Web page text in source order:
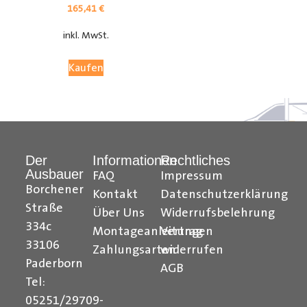
Citroen Berlingo Radkastenschutz, Citroen Jumpy
Radkastenschutz, Citroen Jumper Radkastenschutz,
Citroen Nemo Radkastenschutz, Dacia Dokker
Radkastenschutz, Fiat Doblo Cargo Radkastenschutz,
Fiat Scudo Radkastenschutz, Fiat Ducato
Radkastenschutz, Fiat Fiorino Radkastenschutz, Fiat
Talento Radkastenschutz, Ford Transit Courier
Radkastenschutz, Ford Connect Radkastenschutz, Ford
165,41€
inkl. MwSt.
Kaufen
Der
Ausbauer
Borchener
Straße
334c
33106
Paderborn
Tel:
05251/29709-
Informationen
FAQ
Kontakt
Über Uns
Montageanleitungen
Zahlungsarten
Rechtliches
Impressum
Datenschutzerklärung
Widerrufsbelehrung
Vertrag
widerrufen
AGB